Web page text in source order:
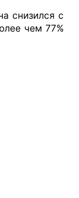
снизился с
чем 77%